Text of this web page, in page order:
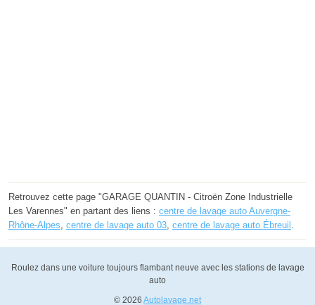
Retrouvez cette page "GARAGE QUANTIN - Citroën Zone Industrielle
Les Varennes" en partant des liens : centre de lavage auto Auvergne-
Rhône-Alpes, centre de lavage auto 03, centre de lavage auto Ébreuil .
Roulez dans une voiture toujours flambant neuve avec les stations de lavage
auto
© 2026 Autolavage.net